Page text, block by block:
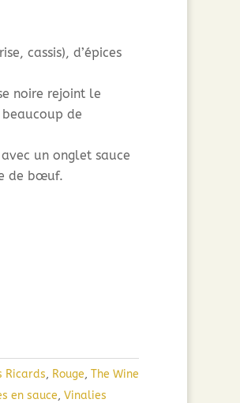
cassis), d’épices
noire rejoint le
de
un onglet sauce
de bœuf.
Ricards, Rouge, The Wine
en sauce, Vinalies